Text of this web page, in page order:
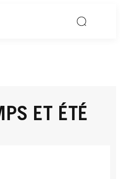
ET ÉTÉ